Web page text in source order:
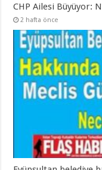
CHP Ailesi Büyüyor:
2 hafta önce